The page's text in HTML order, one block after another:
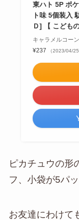
東ハト 5P ポ
ト味 5個装入
Ｄ] 【 こども
キャラメルコーン
¥237
（2023/04/
ピカチュウの形
フ、小袋が5パ
お友達にわけて